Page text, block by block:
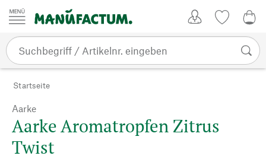
Zum Inhalt springen
Startseite
Aarke
Aarke Aromatropfen Zitrus
Twist